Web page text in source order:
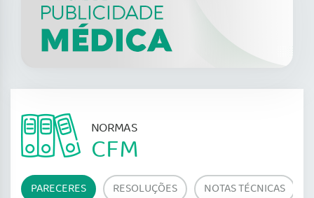
NORMAS
CFM
PARECERES RESOLUÇÕES NOTAS TÉCNICAS